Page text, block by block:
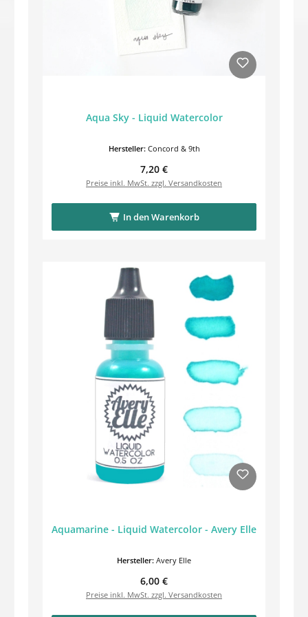
Aqua Sky - Liquid Watercolor
Hersteller: Concord & 9th
Regulärer Preis:
7,20 €
Preise inkl. MwSt. zzgl. Versandkosten
In den Warenkorb
Aquamarine - Liquid Watercolor - Avery Elle
Hersteller: Avery Elle
Regulärer Preis:
6,00 €
Preise inkl. MwSt. zzgl. Versandkosten